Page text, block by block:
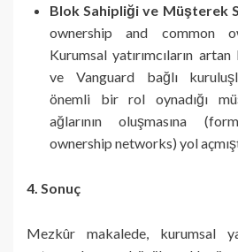
Blok Sahipliği ve Müşterek
ownership and common
Kurumsal yatırımcıların
ve Vanguard bağlı
önemli bir rol oynadığı
ağlarının oluşmasına
ownership networks) yol
4. Sonuç
Mezkûr makalede, kurumsal